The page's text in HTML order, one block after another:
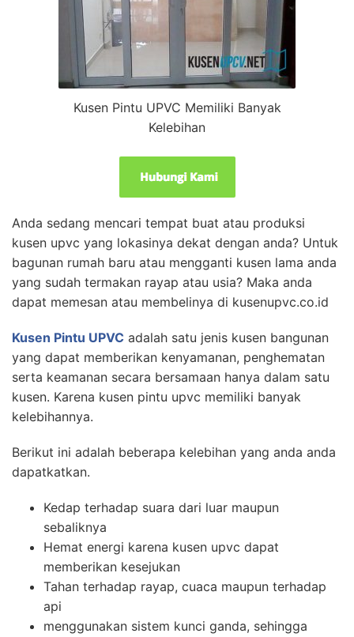
Kusen Pintu UPVC Memiliki Banyak
Kelebihan
Anda sedang mencari tempat buat atau produksi
kusen upvc yang lokasinya dekat dengan anda? Untuk
bagunan rumah baru atau mengganti kusen lama anda
yang sudah termakan rayap atau usia? Maka anda
dapat memesan atau membelinya di kusenupvc.co.id
Kusen Pintu UPVC adalah satu jenis kusen bangunan
yang dapat memberikan kenyamanan, penghematan
serta keamanan secara bersamaan hanya dalam satu
kusen. Karena kusen pintu upvc memiliki banyak
kelebihannya.
Berikut ini adalah beberapa kelebihan yang anda anda
dapatkatkan.
Kedap terhadap suara dari luar maupun
sebaliknya
Hemat energi karena kusen upvc dapat
memberikan kesejukan
Tahan terhadap rayap, cuaca maupun terhadap
api
menggunakan sistem kunci ganda, sehingga